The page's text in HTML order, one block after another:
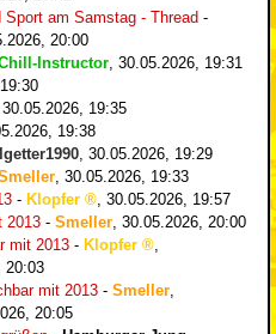
Sport am Samstag - Thread -
20:00
Instructor 30.05.2026, 19:31
30.05.2026, 19:35
19:38
30.05.2026, 19:29
30.05.2026, 19:33
- Klopfer
30.05.2026, 19:57
2013 - Smeller 30.05.2026, 20:00
mit 2013 - Klopfer
20:03
mit 2013 - Smeller
20:05